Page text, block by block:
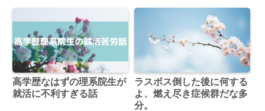
高学歴なはずの理系院生が
就活に不利すぎる話
ラスボス倒した後に何する
よ、燃え尽き症候群だな多
分。